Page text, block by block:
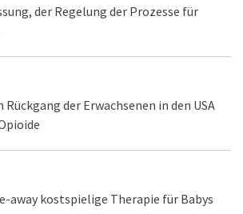
der Regelung der Prozesse für
Rückgang der Erwachsenen in den USA
away kostspielige Therapie für Babys